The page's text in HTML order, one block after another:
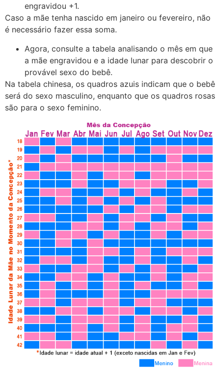
engravidou +1.
Caso a mãe tenha nascido em janeiro ou fevereiro, não
é necessário fazer essa soma.
Agora, consulte a tabela analisando o mês em que
a mãe engravidou e a idade lunar para descobrir o
provável sexo do bebê.
Na tabela chinesa, os quadros azuis indicam que o bebê
será do sexo masculino, enquanto que os quadros rosas
são para o sexo feminino.